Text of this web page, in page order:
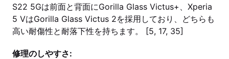
S22 5Gは前面と背面にGorilla Glass Victus+、Xperia
5 VはGorilla Glass Victus 2を採用しており、どちらも
高い耐傷性と耐落下性を持ちます。 [5, 17, 35]
修理のしやすさ: